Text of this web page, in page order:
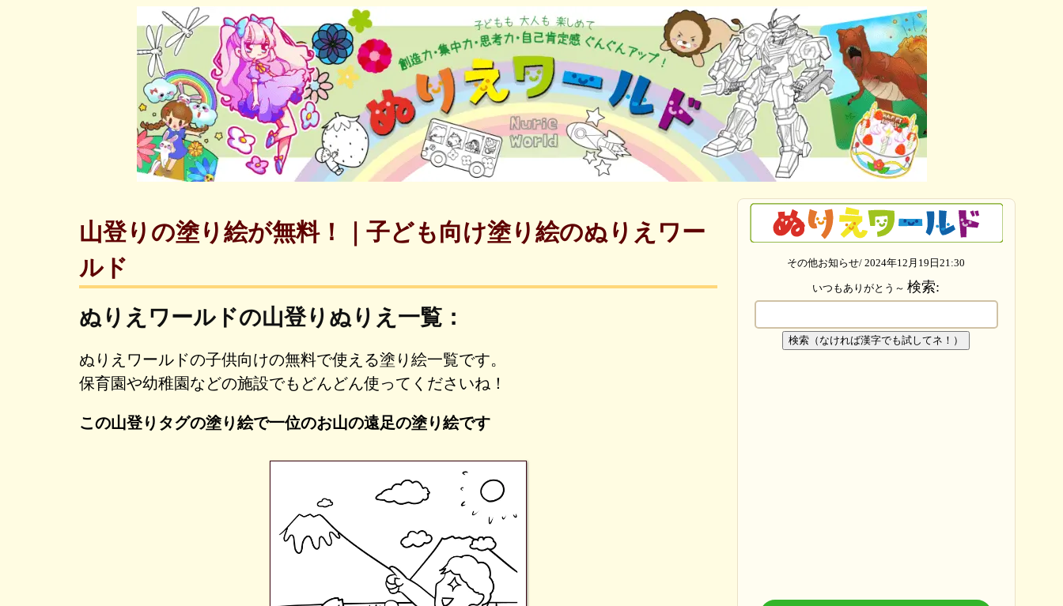
山登りの塗り絵が無料！｜子ども向け塗り絵のぬりえワー
ルド
ぬりえワールドの山登りぬりえ一覧：
ぬりえワールドの子供向けの無料で使える塗り絵一覧です。
保育園や幼稚園などの施設でもどんどん使ってくださいね！
この山登りタグの塗り絵で一位のお山の遠足の塗り絵です
その他お知らせ/ 2024年12月19日21:30
いつもありがとう～検索:
検索（なければ漢字でも試してネ！）